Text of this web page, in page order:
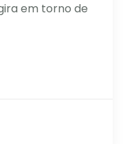
em torno de